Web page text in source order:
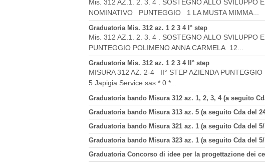
Mis. 312 AZ.1. 2. 3. 4 . SOSTEGNO ALLO SVILUPPO
NOMINATIVO PUNTEGGIO 1 LA MUSTA MIMMA...
Graduatoria Mis. 312 az. 1 2 3 4 I° step
Mis. 312 AZ.1. 2. 3. 4 . SOSTEGNO ALLO SVILUPPO
PUNTEGGIO POLIMENO ANNA CARMELA 12...
Graduatoria Mis. 312 az. 1 2 3 4 II° step
MISURA 312 AZ. 2-4 II° STEP AZIENDA
5 Japigia Service sas * 0 *...
Graduatoria bando Misura 312 az. 1, 2, 3, 4 (a seguito
Graduatoria bando Misura 313 az. 5 (a seguito Cda del
Graduatoria bando Misura 321 az. 1 (a seguito Cda del 5/
Graduatoria bando Misura 323 az. 1 (a seguito Cda del 5/
Graduatoria Concorso di idee per la progettazione dei